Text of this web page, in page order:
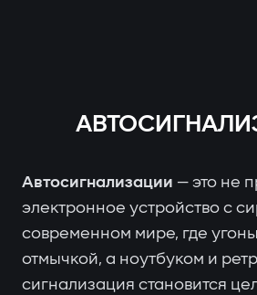
Автосигнализации — это не
электронное устройство с
современном мире, где
отмычкой, а ноутбуком и
сигнализация становится